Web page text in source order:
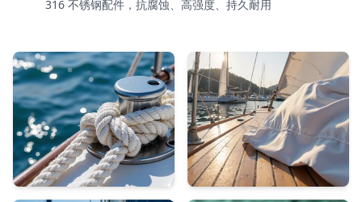
316 不锈钢配件，抗腐蚀、高强度、持久耐用